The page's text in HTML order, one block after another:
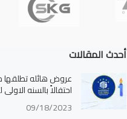
أحدث المقالات
عروض هائله تطلقها
احتفالاً بالسنه
09/18/2023